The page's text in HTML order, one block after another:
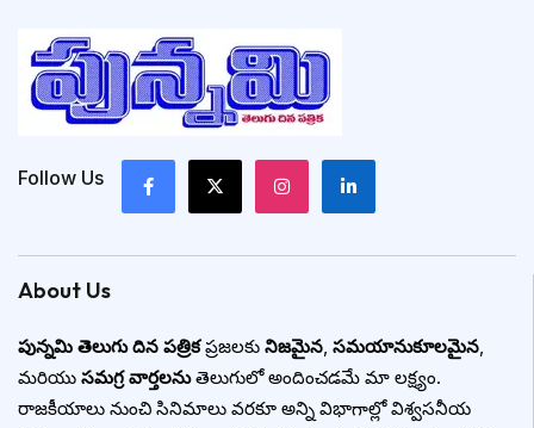
Follow Us
About Us
పున్నమి తెలుగు దిన పత్రికప్రజలకు నిజమైన, సమయానుకూలమైన,
మరియు సమగ్ర వార్తలనుతెలుగులో అందించడమే మా లక్ష్యం.
రాజకీయాలు నుంచి సినిమాలు వరకూ అన్ని విభాగాల్లో విశ్వసనీయ